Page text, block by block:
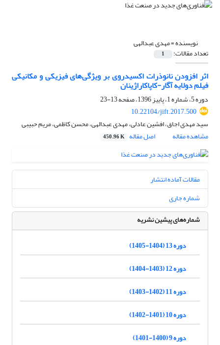
نویسنده =مهدی عبدالهی
تعداد مقالات: 1
اثر افزودن نانوذرات اکسیدروی بر ویژگی‌های فیزیکی و مکانیکی
فیلم دولایه آگار-کاپاکاراژینان
دوره 5، شماره 1، پاییز 1396، صفحه
13-23
10.22104/jift.2017.500
سید مهدی اجاق، افشین عادلی، مهدی عبدالهی، محسن کاظمی، مریم حبیبی
مشاهده مقاله
اصل مقاله 450.96 K
مقالات آماده انتشار
شماره جاری
شماره‌های پیشین نشریه
دوره 13 (1404-1405)
دوره 12 (1403-1404)
دوره 11 (1402-1403)
دوره 10 (1401-1402)
دوره 9 (1400-1401)